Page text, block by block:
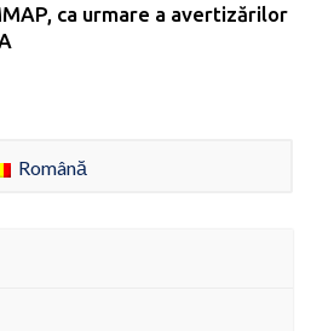
ca urmare a avertizărilor
Română